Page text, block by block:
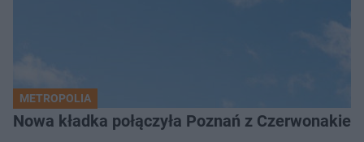
METROPOLIA
Nowa kładka połączyła Poznań z